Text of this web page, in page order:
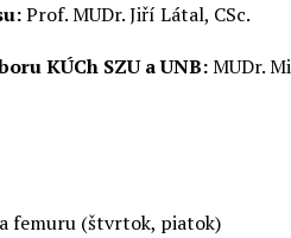
Prof. MUDr. Jiří Látal, CSc.
KÚCh SZU a UNB:MUDr.
femuru (štvrtok, piatok)